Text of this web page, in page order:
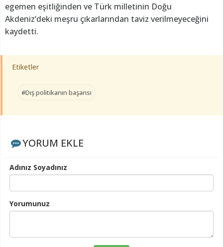
egemen eşitliğinden ve Türk milletinin Doğu
Akdeniz’deki meşru çıkarlarından taviz verilmeyeceğini
kaydetti.
Etiketler
#Dış politikanın başarısı
YORUM EKLE
Adınız Soyadınız
Yorumunuz